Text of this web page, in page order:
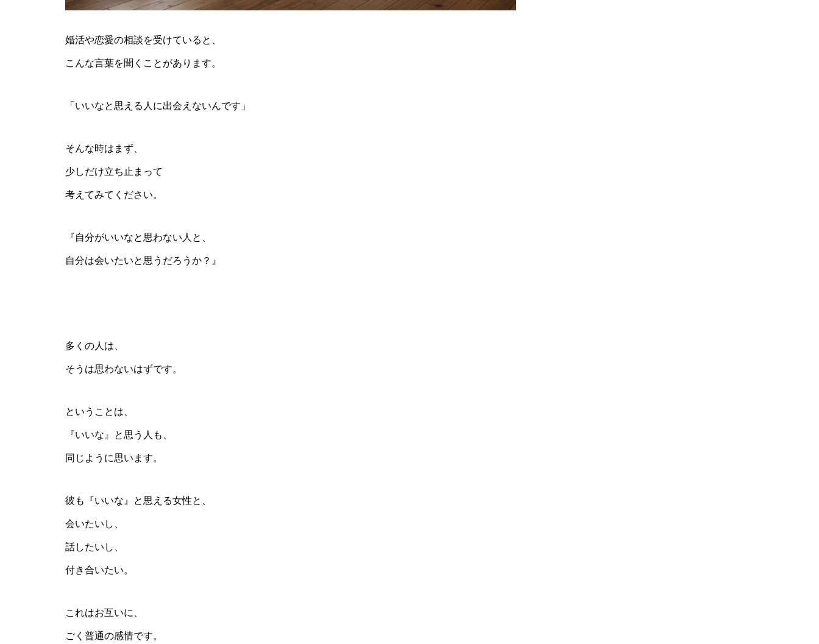
婚活や恋愛の相談を受けていると、
こんな言葉を聞くことがあります。
「いいなと思える人に出会えないんです」
そんな時はまず、
少しだけ立ち止まって
考えてみてください。
『自分がいいなと思わない人と、
自分は会いたいと思うだろうか？』
多くの人は、
そうは思わないはずです。
ということは、
『いいな』と思う人も、
同じように思います。
彼も『いいな』と思える女性と、
会いたいし、
話したいし、
付き合いたい。
これはお互いに、
ごく普通の感情です。